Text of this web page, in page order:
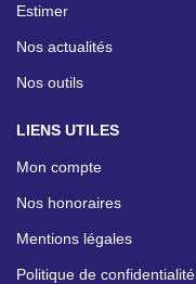
Estimer
Nos actualités
Nos outils
LIENS UTILES
Mon compte
Nos honoraires
Mentions légales
Politique de confidentialité